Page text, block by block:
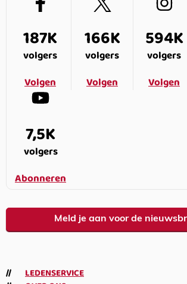
187K
volgers
Volgen
166K
volgers
Volgen
594K
volgers
Volgen
7,5K
volgers
Abonneren
Meld je aan voor de
LEDENSERVICE